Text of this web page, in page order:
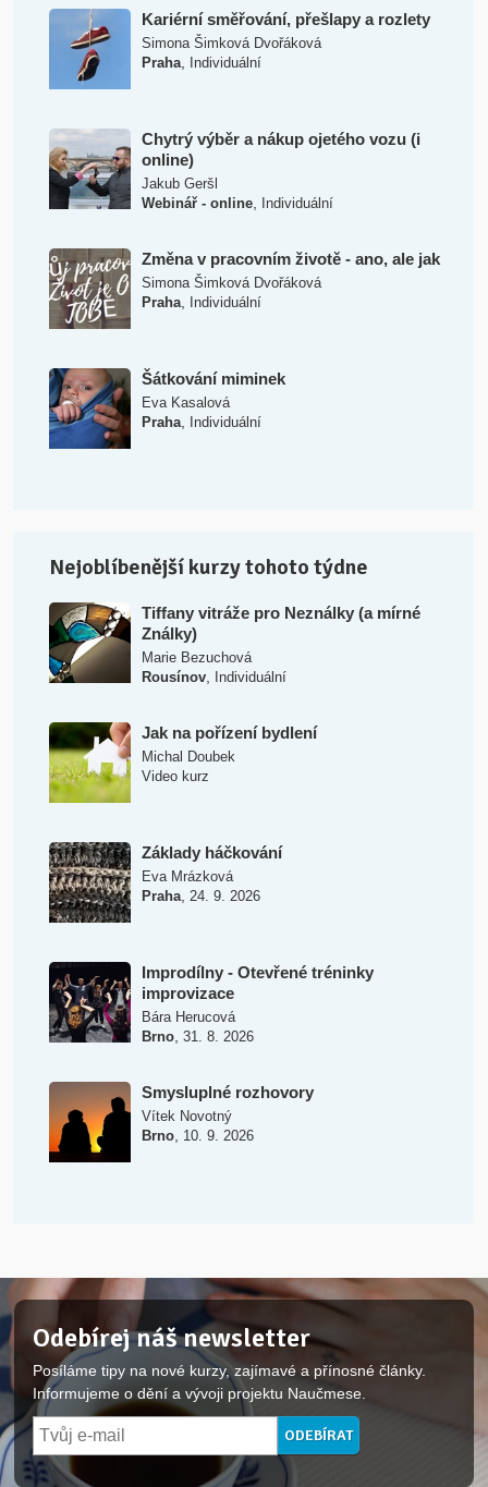
Kariérní směřování, přešlapy a rozlety
Simona Šimková Dvořáková
Praha, Individuální
Chytrý výběr a nákup ojetého vozu (i
online)
Jakub Geršl
Webinář - online, Individuální
Změna v pracovním životě - ano, ale jak
Simona Šimková Dvořáková
Praha, Individuální
Šátkování miminek
Eva Kasalová
Praha, Individuální
Nejoblíbenější kurzy tohoto týdne
Tiffany vitráže pro Neználky (a mírné
Ználky)
Marie Bezuchová
Rousínov, Individuální
Jak na pořízení bydlení
Michal Doubek
Video kurz
Základy háčkování
Eva Mrázková
Praha, 24. 9. 2026
Improdílny - Otevřené tréninky
improvizace
Bára Herucová
Brno, 31. 8. 2026
Smysluplné rozhovory
Vítek Novotný
Brno, 10. 9. 2026
Odebírej náš newsletter
Posíláme tipy na nové kurzy, zajímavé a přínosné články.
Informujeme o dění a vývoji projektu Naučmese.